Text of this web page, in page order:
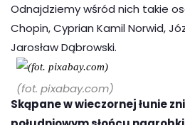
Odnajdziemy wśród nich takie
Chopin, Cyprian Kamil Norwid,
Jarosław Dąbrowski.
(fot. pixabay.com)
Skąpane w wieczornej łunie